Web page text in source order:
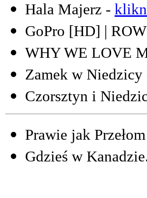
Hala Majerz -
GoPro [HD] |
WHY WE LOVE
Zamek w Niedzicy
Czorsztyn i
Prawie jak
Gdzieś w